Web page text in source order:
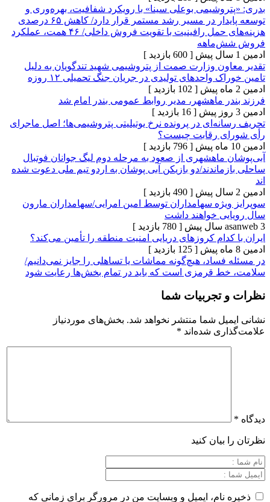
بوعلی سینا» با رویکرد شفافیت، بهره‌وری و
توسعه پایدار در مسیر رشد مستمر قرار دارد/ کاهش ۶۵ درصدی
هزینه‌های حمل رافینیت با تقویت فروش داخلی/ ۴۶ همت، عملکرد
[ 600 بازدید ]
وزارت صمت از پتروشیمی شهید تندگویان به دلیل
واحدهای تولیدی در جریان جنگ تحمیلی ۱۲ روزه
[ 102 بازدید ]
ماهشهر، مدیر روابط عمومی بندر امام شد
[ 16 بازدید ]
در پرونده نرخ یوتیلیتی پتروشیمی‌ها؛ اصل ماجرای
رقابت چیست؟
[ 796 بازدید ]
از صعود به مرحله دوم لیگ جوانان فوتبال
دو بازیکن آبی پوشان به اردو تیم ملی دعوت شده
[ 490 بازدید ]
سهامداران توسط امین امرایی/سهامداران مارون
خواهند داشت
[ 780 بازدید ]
کروزهای دریایی امنیت منطقه را تأمین می‌کند؟
[ 125 بازدید ]
هیچ‌گونه مماشات یا تساهلی را جایز نمی‌دانیم/
قرمزی است که باید در تمام بخش‌ها رعایت شود
تجربیات شما
شما منتشر نخواهد شد.
بخش‌های موردنیاز
شده‌اند*
کنید
ایمیل و وبسایت من در مرورگر برای زمانی که